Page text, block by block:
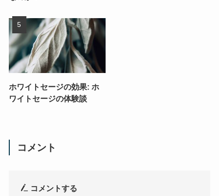
ホワイトセージの効果: ホ
ワイトセージの体験談
コメント
コメントする